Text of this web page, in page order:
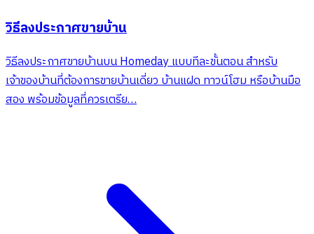
วิธีลงประกาศขายบ้าน
วิธีลงประกาศขายบ้านบน Homeday แบบทีละขั้นตอน สำหรับ
เจ้าของบ้านที่ต้องการขายบ้านเดี่ยว บ้านแฝด ทาวน์โฮม หรือบ้านมือ
สอง พร้อมข้อมูลที่ควรเตรีย…